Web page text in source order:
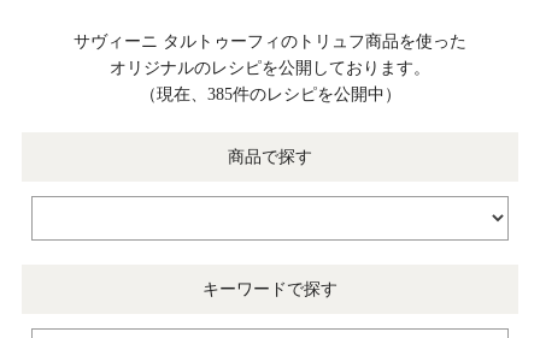
サヴィーニ タルトゥーフィのトリュフ商品を使った
オリジナルのレシピを公開しております。
（現在、385件のレシピを公開中）
商品で探す
キーワードで探す